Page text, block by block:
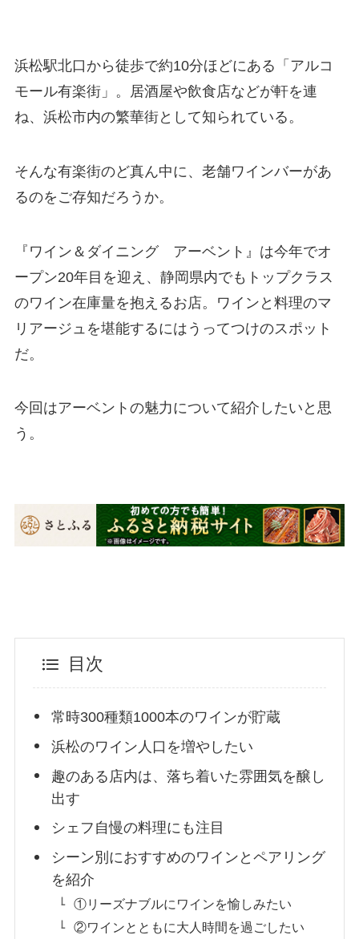
浜松駅北口から徒歩で約10分ほどにある「アルコ
モール有楽街」。居酒屋や飲食店などが軒を連
ね、浜松市内の繁華街として知られている。
そんな有楽街のど真ん中に、老舗ワインバーがあ
るのをご存知だろうか。
『ワイン＆ダイニング アーベント』は今年でオ
ープン20年目を迎え、静岡県内でもトップクラス
のワイン在庫量を抱えるお店。ワインと料理のマ
リアージュを堪能するにはうってつけのスポット
だ。
今回はアーベントの魅力について紹介したいと思
う。
目次
常時300種類1000本のワインが貯蔵
浜松のワイン人口を増やしたい
趣のある店内は、落ち着いた雰囲気を醸し
出す
シェフ自慢の料理にも注目
シーン別におすすめのワインとペアリング
を紹介
①リーズナブルにワインを愉しみたい
②ワインとともに大人時間を過ごしたい